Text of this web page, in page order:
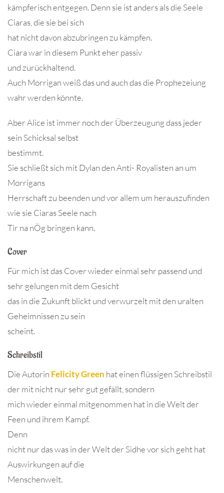
kämpferisch entgegen. Denn sie ist anders als die Seele
Ciaras, die sie bei sich
hat nicht davon abzubringen zu kämpfen.
Ciara war in diesem Punkt eher passiv
und zurückhaltend.
Auch Morrigan weiß das und auch das die Prophezeiung
wahr werden könnte.
Aber Alice ist immer noch der Überzeugung dass jeder
sein Schicksal selbst
bestimmt.
Sie schließt sich mit Dylan den Anti- Royalisten an um
Morrigans
Herrschaft zu beenden und vor allem um herauszufinden
wie sie Ciaras Seele nach
Tir na nÖg bringen kann.
Cover
Für mich ist das Cover wieder einmal sehr passend und
sehr gelungen mit dem Gesicht
das in die Zukunft blickt und verwurzelt mit den uralten
Geheimnissen zu sein
scheint.
Schreibstil
Die Autorin Felicity Green hat einen flüssigen Schreibstil
der mit nicht nur sehr gut gefällt, sondern
mich wieder einmal mitgenommen hat in die Welt der
Feen und ihrem Kampf.
Denn
nicht nur das was in der Welt der Sidhe vor sich geht hat
Auswirkungen auf die
Menschenwelt.